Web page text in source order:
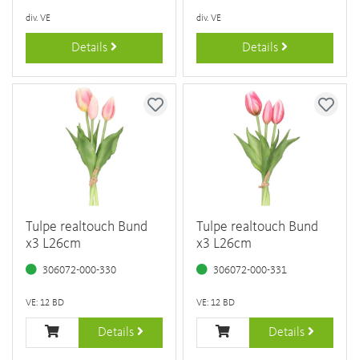
div. VE
Details
div. VE
Details
Tulpe realtouch Bund
x3 L26cm
306072-000-330
VE: 12 BD
Details
Tulpe realtouch Bund
x3 L26cm
306072-000-331
VE: 12 BD
Details